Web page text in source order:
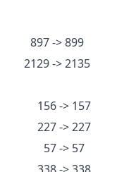
897 -> 899
2129 -> 2135
156 -> 157
227 -> 227
57 -> 57